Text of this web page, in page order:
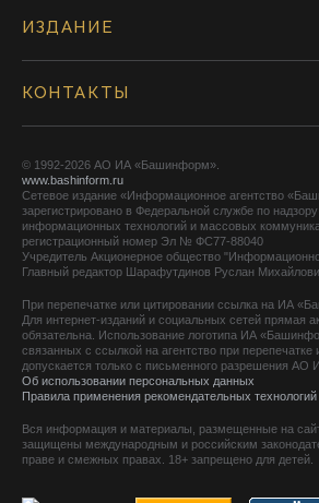
ИЗДАНИЕ
КОНТАКТЫ
© 1992-2026 АО ИА «Башинформ».
www.bashinform.ru
Сетевое издание «Информационное агентство
зарегистрировано в Федеральной службе по
информационных технологий и массовых
регистрационный номер Эл № ФС77-88040
Учредитель Акционерное общество
Главный редактор Шарафутдинов Руслан
При перепечатке или цитировании ссылка на ИА
Для интернет-изданий и социальных сетей прямая
обязательна. Использование логотипа ИА
связанных с ссылкой на агентство при перепечатке
допускается только с письменного разрешения
Об использовании персональных данных
Правила применения рекомендательных технологий
Вся информация и материалы, размещенные на
защищены международным и российским
праве и смежных правах. 18+ запрещено для детей.